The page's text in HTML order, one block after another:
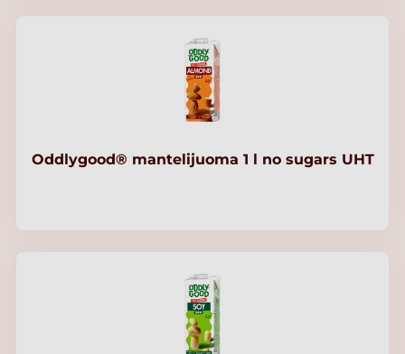
Oddlygood® mantelijuoma 1 l no sugars UHT